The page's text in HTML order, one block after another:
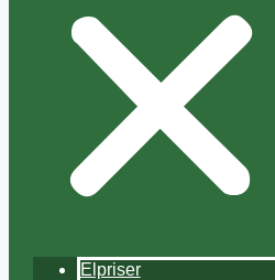
Elpriser